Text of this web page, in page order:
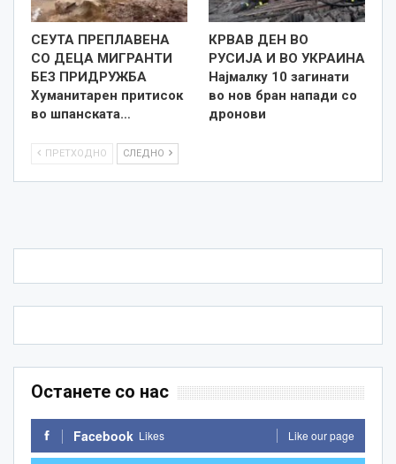
СЕУТА ПРЕПЛАВЕНА
СО ДЕЦА МИГРАНТИ
БЕЗ ПРИДРУЖБА
Хуманитарен притисок
во шпанската…
КРВАВ ДЕН ВО
РУСИЈА И ВО УКРАИНА
Најмалку 10 загинати
во нов бран напади со
дронови
ПРЕТХОДНО СЛЕДНО
Останете со нас
Facebook Likes Like our page